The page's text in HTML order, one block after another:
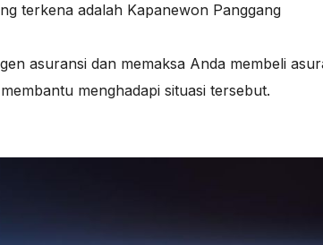
terkena adalah Kapanewon Panggang
asuransi dan memaksa Anda membeli
menghadapi situasi tersebut.